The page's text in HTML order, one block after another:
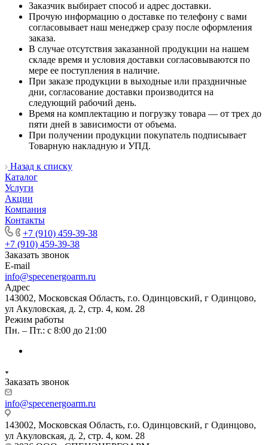
Заказчик выбирает способ и адрес доставки.
Прочую информацию о доставке по телефону с вами
согласовывает наш менеджер сразу после оформления
заказа.
В случае отсутствия заказанной продукции на нашем
складе время и условия доставки согласовываются по
мере ее поступления в наличие.
При заказе продукции в выходные или праздничные
дни, согласование доставки производится на
следующий рабочий день.
Время на комплектацию и погрузку товара — от трех до
пяти дней в зависимости от объема.
При получении продукции покупатель подписывает
Товарную накладную и УПД.
Назад к списку
Каталог
Услуги
Акции
Компания
Контакты
+7 (910) 459-39-38
+7 (910) 459-39-38
Заказать звонок
E-mail
info@specenergoarm.ru
Адрес
143002, Московская Область, г.о. Одинцовский, г Одинцово,
ул Акуловская, д. 2, стр. 4, ком. 28
Режим работы
Пн. – Пт.: с 8:00 до 21:00
Заказать звонок
info@specenergoarm.ru
143002, Московская Область, г.о. Одинцовский, г Одинцово,
ул Акуловская, д. 2, стр. 4, ком. 28